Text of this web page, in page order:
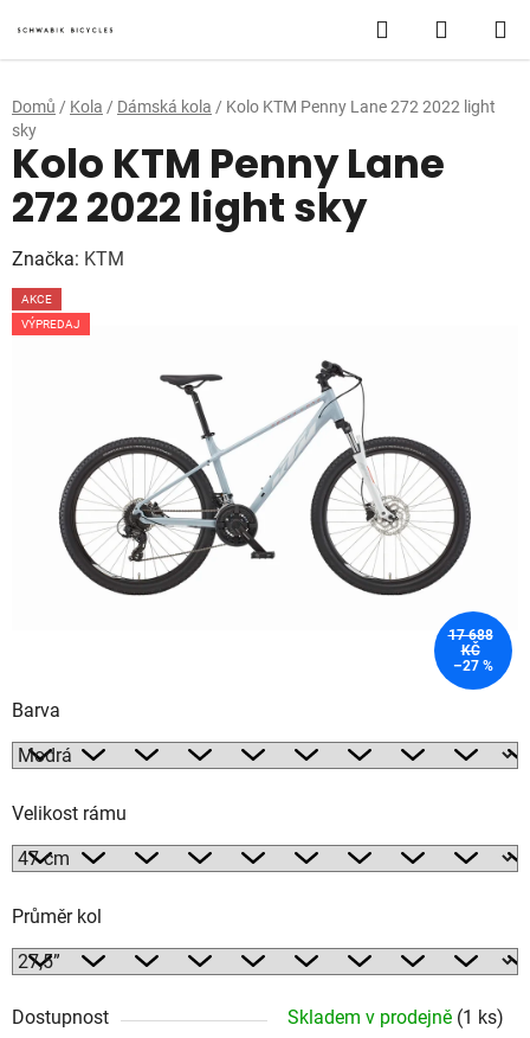
na
obsah
Hledat
KOŠÍK
Domů / Kola / Dámská kola / Kolo KTM Penny Lane 272 2022 light
sky
Barva
Velikost rámu
Průměr kol
Dostupnost Skladem v prodejně (1 ks)
Kolo KTM Penny Lane
272 2022 light sky
Značka: KTM
AKCE
VÝPREDAJ
17 688
KČ
–27 %